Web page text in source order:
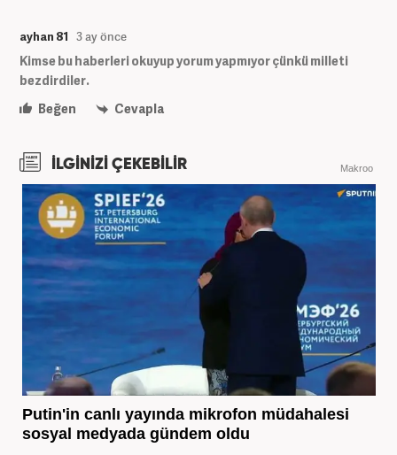
ayhan 81 3 ay önce
Kimse bu haberleri okuyup yorum yapmıyor çünkü milleti
bezdirdiler.
Beğen
Cevapla
İLGİNİZİ ÇEKEBİLİR Makroo
Putin'in canlı yayında mikrofon müdahalesi
sosyal medyada gündem oldu